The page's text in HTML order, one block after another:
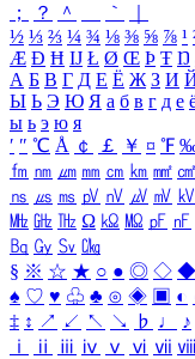
；
？ ＾ ｀
½ ⅓ ⅔ ¼ ¾ ⅛ ⅜ ⅝ ⅞ ¹
Æ Ð Ħ Ĳ Ł Ø Œ Þ Ŧ Ŋ
А Б В Г Д Е Ё Ж З И
Ы Ь Э Ю Я а б в г д е
ы ь э ю я
′ ″ ℃ Å ￠ ￡ ￥ ¤ ℉
㎙ ㎚ ㎛ ㎜ ㎝ ㎞ ㎟ ㎠
㎱ ㎲ ㎳ ㎴ ㎵ ㎶ ㎷ ㎸
㎒ ㎓ ㎔ Ω ㏀ ㏁ ㎊ ㎋
㏃ ㏉ ㏜ ㏆
§ ※ ☆ ★ ○ ● ◎ ◇ ◆
♠ ♡ ♥ ♧ ♣ ⊙ ◈ ▣ ◐
‡ ↕ ↗ ↙ ↖ ↘ ♭ ♩ ♪
ⅰ
ⅱ ⅲ ⅳ ⅴ ⅵ ⅶ ⅷ